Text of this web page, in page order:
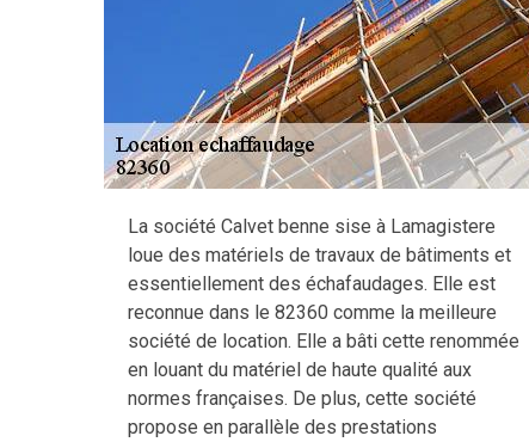
La société Calvet benne sise à Lamagistere
loue des matériels de travaux de bâtiments et
essentiellement des échafaudages. Elle est
reconnue dans le 82360 comme la meilleure
société de location. Elle a bâti cette renommée
en louant du matériel de haute qualité aux
normes françaises. De plus, cette société
propose en parallèle des prestations